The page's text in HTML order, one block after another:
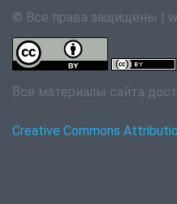
© Все права защищены |
Все материалы сайта
Creative Commons